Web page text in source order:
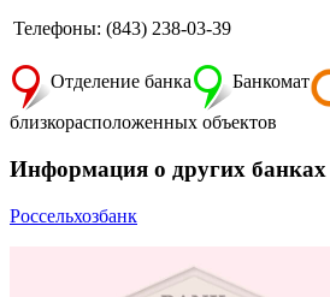
Телефоны: (843) 238-03-39
Отделение банка Банкомат
близкорасположенных объектов
Информация о других банках
Россельхозбанк